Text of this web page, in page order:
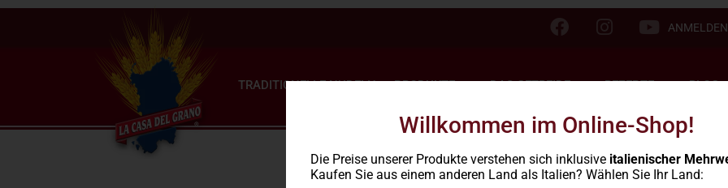
TRADITIONELLE NUDELN PRODUKTE DAS GETREIDE REZEPTE BLOG
Willkommen im Online-Shop!
Die Preise unserer Produkte verstehen sich inklusive italienischer
Kaufen Sie aus einem anderen Land als Italien? Wählen Sie Ihr Land: